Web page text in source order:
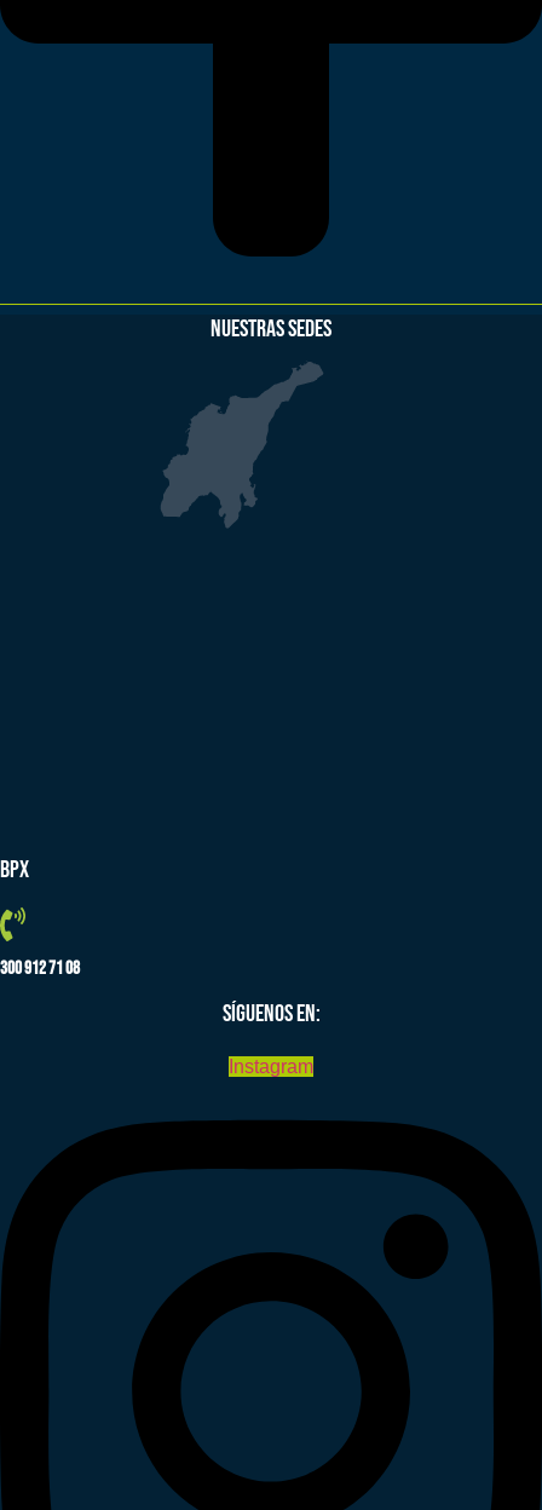
NUESTRAS SEDES
BPX
300 912 71 08
SÍGUENOS EN:
Instagram